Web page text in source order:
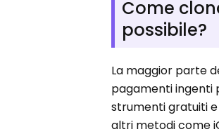
Come
possibile?
La maggior parte
pagamenti ingenti
strumenti gratuiti
altri metodi come